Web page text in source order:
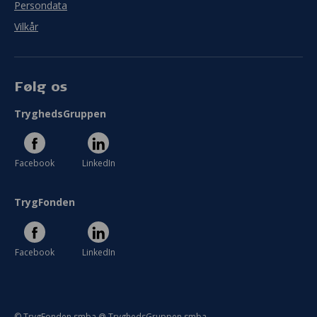
Persondata
Vilkår
Følg os
TryghedsGruppen
Facebook LinkedIn
TrygFonden
Facebook LinkedIn